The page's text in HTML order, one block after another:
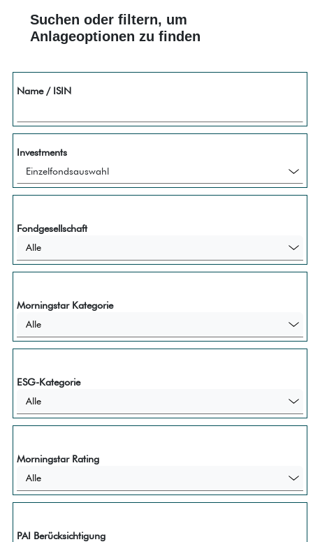
Suchen oder filtern, um
Anlageoptionen zu finden
Name / ISIN
Investments
Fondgesellschaft
Alle
Morningstar Kategorie
Alle
ESG-Kategorie
Alle
Morningstar Rating
Alle
PAI Berücksichtigung